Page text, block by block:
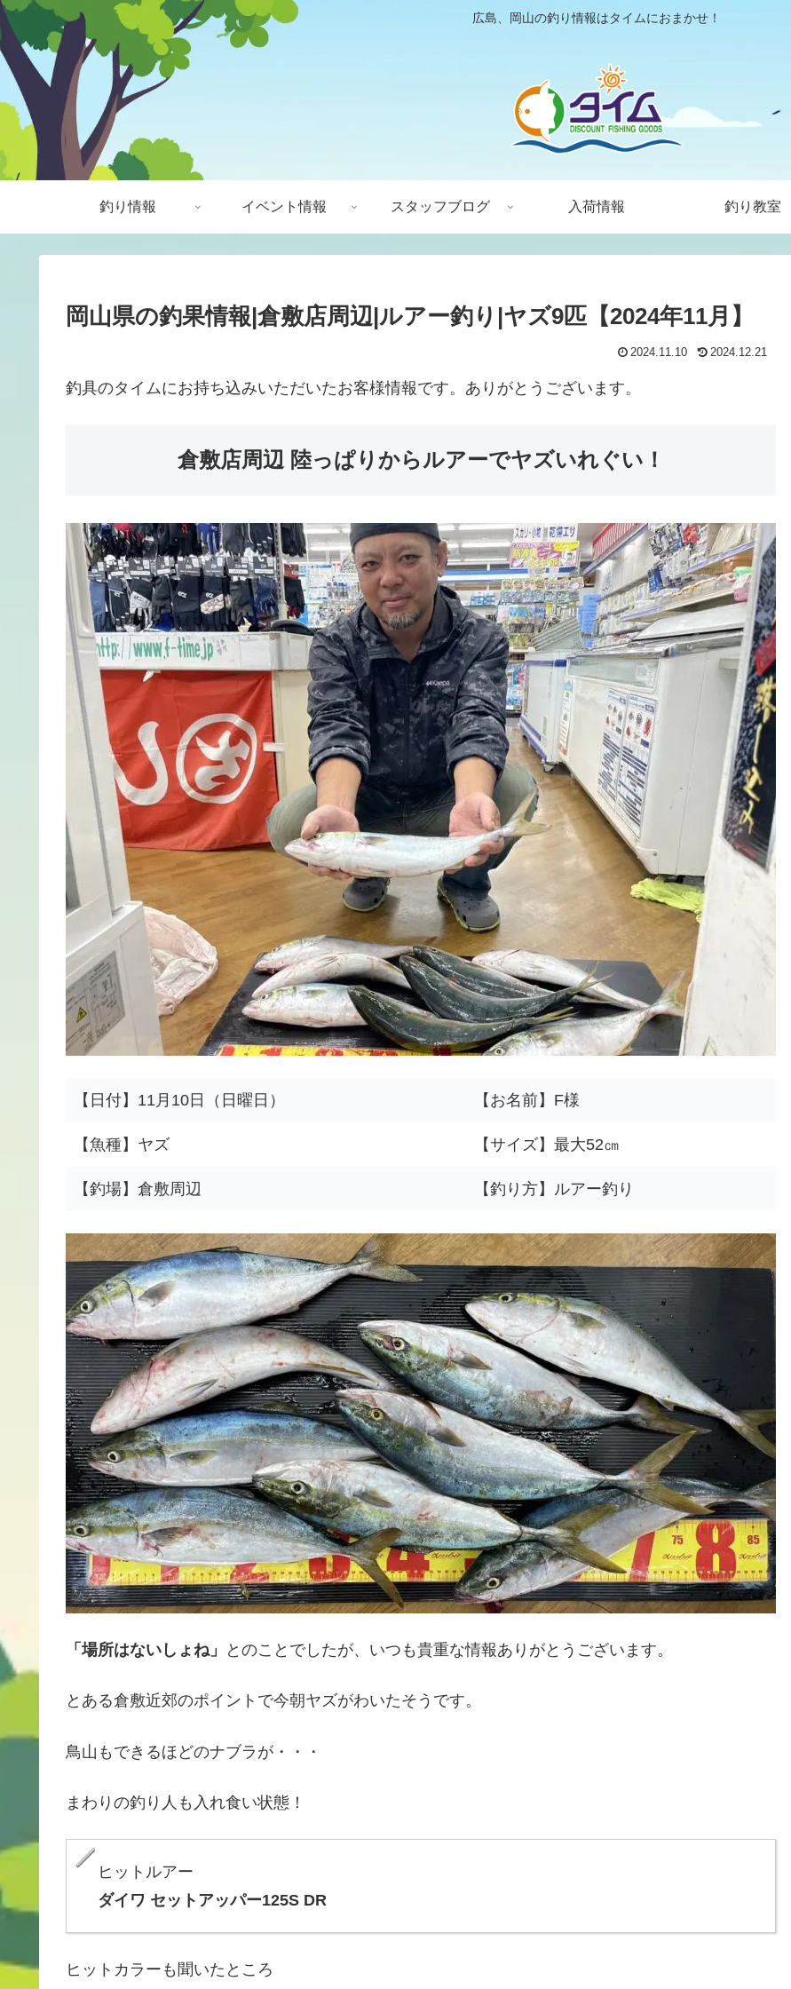
広島、岡山の釣り情報はタイムにおまかせ！
釣り情報 イベント情報 スタッフブログ 入荷情報 釣り教室
岡山県の釣果情報|倉敷店周辺|ルアー釣り|ヤズ9匹【2024年11月】
2024.11.10 2024.12.21
釣具のタイムにお持ち込みいただいたお客様情報です。ありがとうございます。
倉敷店周辺 陸っぱりからルアーでヤズいれぐい！
【日付】11月10日（日曜日） 【お名前】F様
【魚種】ヤズ 【サイズ】最大52㎝
【釣場】倉敷周辺 【釣り方】ルアー釣り
「場所はないしょね」 とのことでしたが、いつも貴重な情報ありがとうございます。
とある倉敷近郊のポイントで今朝ヤズがわいたそうです。
鳥山もできるほどのナブラが・・・
まわりの釣り人も入れ食い状態！
ヒットルアー
ダイワ セットアッパー125S DR
ヒットカラーも聞いたところ